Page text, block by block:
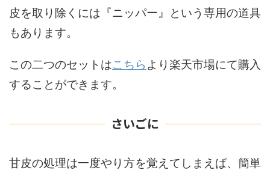
皮を取り除くには『ニッパー』という専用の道具
もあります。
この二つのセットはこちら より楽天市場にて購入
することができます。
さいごに
甘皮の処理は一度やり方を覚えてしまえば、簡単